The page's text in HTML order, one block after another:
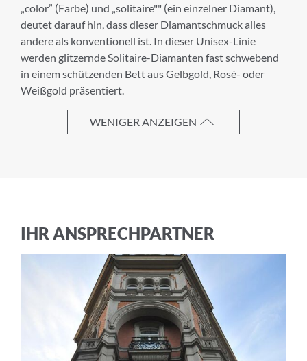
„color” (Farbe) und „solitaire"" (ein einzelner Diamant),
deutet darauf hin, dass dieser Diamantschmuck alles
andere als konventionell ist. In dieser Unisex-Linie
werden glitzernde Solitaire-Diamanten fast schwebend
in einem schützenden Bett aus Gelbgold, Rosé- oder
Weißgold präsentiert.
WENIGER ANZEIGEN
IHR ANSPRECHPARTNER
ANMELDUNG ZUM
NEWSLETTER
Melden Sie sich zu unserem Newsletter an.
Nachname
E-Mail-Adresse